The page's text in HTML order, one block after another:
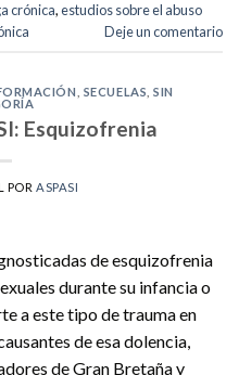
crónica,estudios sobre el abuso
Deje un comentario
SECUELAS ,SIN
Esquizofrenia
POR ASPASI
de esquizofrenia
durante su infancia o
a este tipo de trauma en
de esa dolencia,
de Gran Bretaña y